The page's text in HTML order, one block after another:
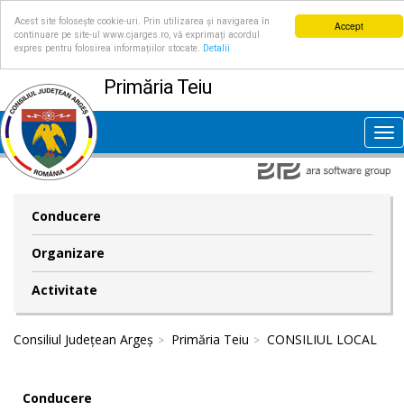
Accept
Acest site folosește cookie-uri. Prin utilizarea și navigarea în
continuare pe site-ul www.cjarges.ro, vă exprimați acordul
expres pentru folosirea informațiilor stocate.
Detalii
Primăria Teiu
Conducere
Organizare
Activitate
Consiliul Județean Argeș Primăria Teiu CONSILIUL LOCAL
Conducere